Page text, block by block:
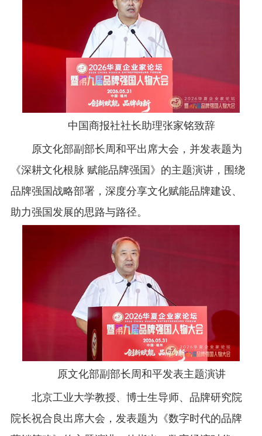
中国商报社社长助理张家铭致辞
原文化部副部长周和平出席大会，并发表题为
《深耕文化根脉 赋能品牌强国》的主题演讲，围绕
品牌强国战略部署，深度分享文化赋能品牌建设、
助力强国发展的思路与路径。
原文化部副部长周和平发表主题演讲
北京工业大学教授、博士生导师、品牌研究院
院长祝合良出席大会，发表题为《数字时代的品牌